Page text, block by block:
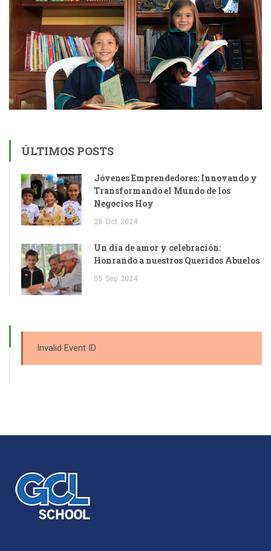
ÚLTIMOS POSTS
Jóvenes Emprendedores: Innovando y
Transformando el Mundo de los
Negocios Hoy
28 Oct 2024
Un día de amor y celebración:
Honrando a nuestros Queridos Abuelos
05 Sep 2024
Invalid Event ID